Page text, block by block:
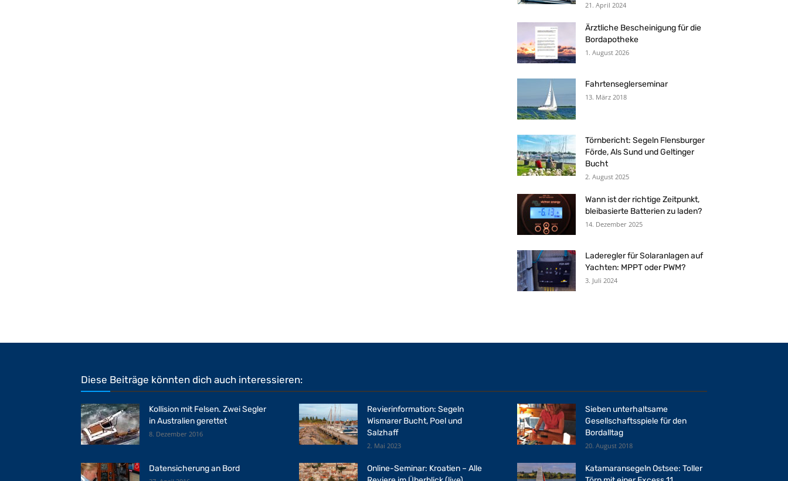
21. April 2024
Ärztliche Bescheinigung für die
Bordapotheke
1. August 2026
Fahrtenseglerseminar
13. März 2018
Törnbericht: Segeln Flensburger
Förde, Als Sund und Geltinger
Bucht
2. August 2025
Wann ist der richtige Zeitpunkt,
bleibasierte Batterien zu laden?
14. Dezember 2025
Laderegler für Solaranlagen auf
Yachten: MPPT oder PWM?
3. Juli 2024
Diese Beiträge könnten dich auch interessieren:
Kollision mit Felsen. Zwei Segler
in Australien gerettet
8. Dezember 2016
Revierinformation: Segeln
Wismarer Bucht, Poel und
Salzhaff
2. Mai 2023
Sieben unterhaltsame
Gesellschaftsspiele für den
Bordalltag
20. August 2018
Datensicherung an Bord
Online-Seminar: Kroatien – Alle
Katamaransegeln Ostsee: Toller